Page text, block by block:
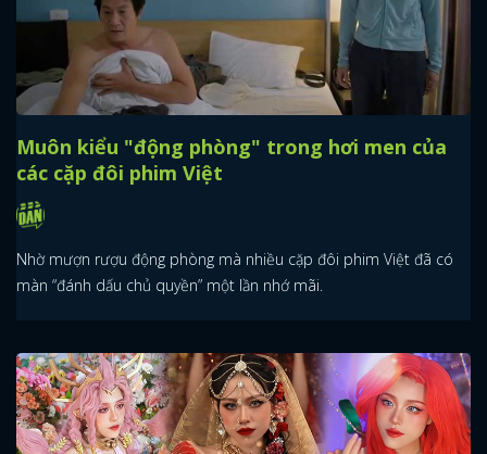
Muôn kiểu "động phòng" trong hơi men của
các cặp đôi phim Việt
Nhờ mượn rượu động phòng mà nhiều cặp đôi phim Việt đã có
màn “đánh dấu chủ quyền” một lần nhớ mãi.